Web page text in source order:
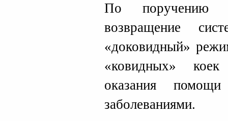
По поручению
возвращение
«доковидный»
«ковидных» коек
оказания
заболеваниями.